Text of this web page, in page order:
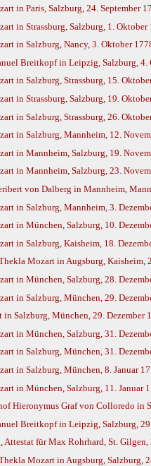
in Paris, Salzburg, 24. September
in Strassburg, Salzburg, 1.
in Salzburg, Nancy, 3. Oktober
Breitkopf in Leipzig, Salzburg, 4.
in Salzburg, Strassburg, 15.
in Strassburg, Salzburg, 19.
in Salzburg, Strassburg, 26.
in Salzburg, Mannheim, 12.
in Mannheim, Salzburg, 19.
in Mannheim, Salzburg, 23.
von Dalberg in Mannheim,
in Salzburg, Mannheim, 3.
in München, Salzburg, 10.
in Salzburg, Kaisheim, 18.
Mozart in Augsburg, Kaisheim,
in München, Salzburg, 28.
in Salzburg, München, 29.
Salzburg, München, 29. Dezember
in München, Salzburg, 31.
in Salzburg, München, 31.
in Salzburg, München, 8. Januar
in München, Salzburg, 11. Januar
Hieronymus Graf von Colloredo in
Breitkopf in Leipzig, Salzburg,
Attestat für Max Rohrhard, St.
Mozart in Augsburg, Salzburg,